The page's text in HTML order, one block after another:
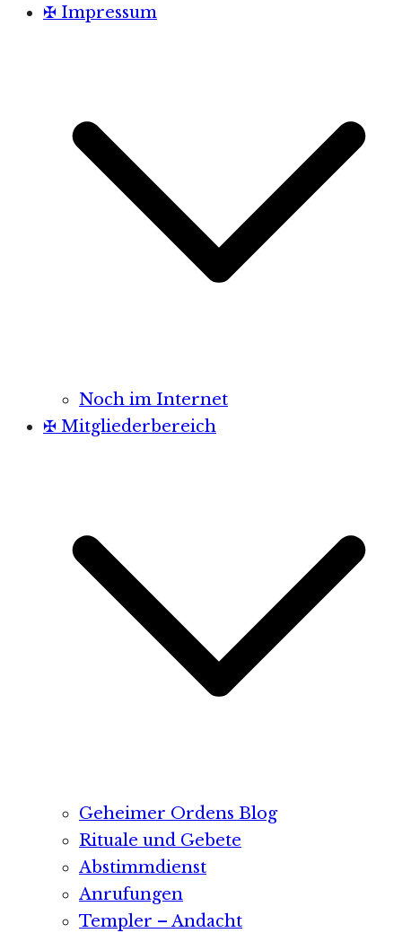
✠ Impressum
Noch im Internet
✠ Mitgliederbereich
Geheimer Ordens Blog
Rituale und Gebete
Abstimmdienst
Anrufungen
Templer – Andacht